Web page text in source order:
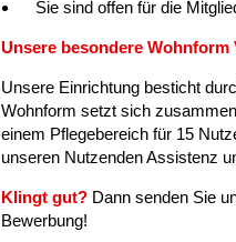
Sie sind offen für die
Unsere besondere Wohnform
Unsere Einrichtung besticht
Wohnform setzt sich
einem Pflegebereich für 15
unseren Nutzenden Assistenz
Klingt gut? Dann senden Sie
Bewerbung!